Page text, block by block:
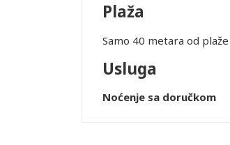
Plaža
Samo 40 metara od plaže
Usluga
Noćenje sa doručkom